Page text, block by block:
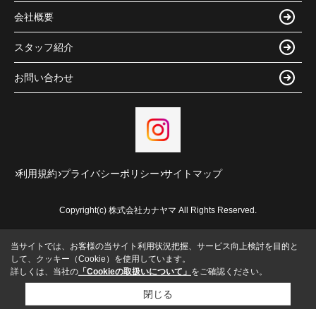
会社概要
スタッフ紹介
お問い合わせ
利用規約 プライバシーポリシー サイトマップ
Copyright(c) 株式会社カナヤマ All Rights Reserved.
当サイトでは、お客様の当サイト利用状況把握、サービス向上検討を目的と
して、クッキー（Cookie）を使用しています。
詳しくは、当社の 「Cookieの取扱いについて」 をご確認ください。
閉じる